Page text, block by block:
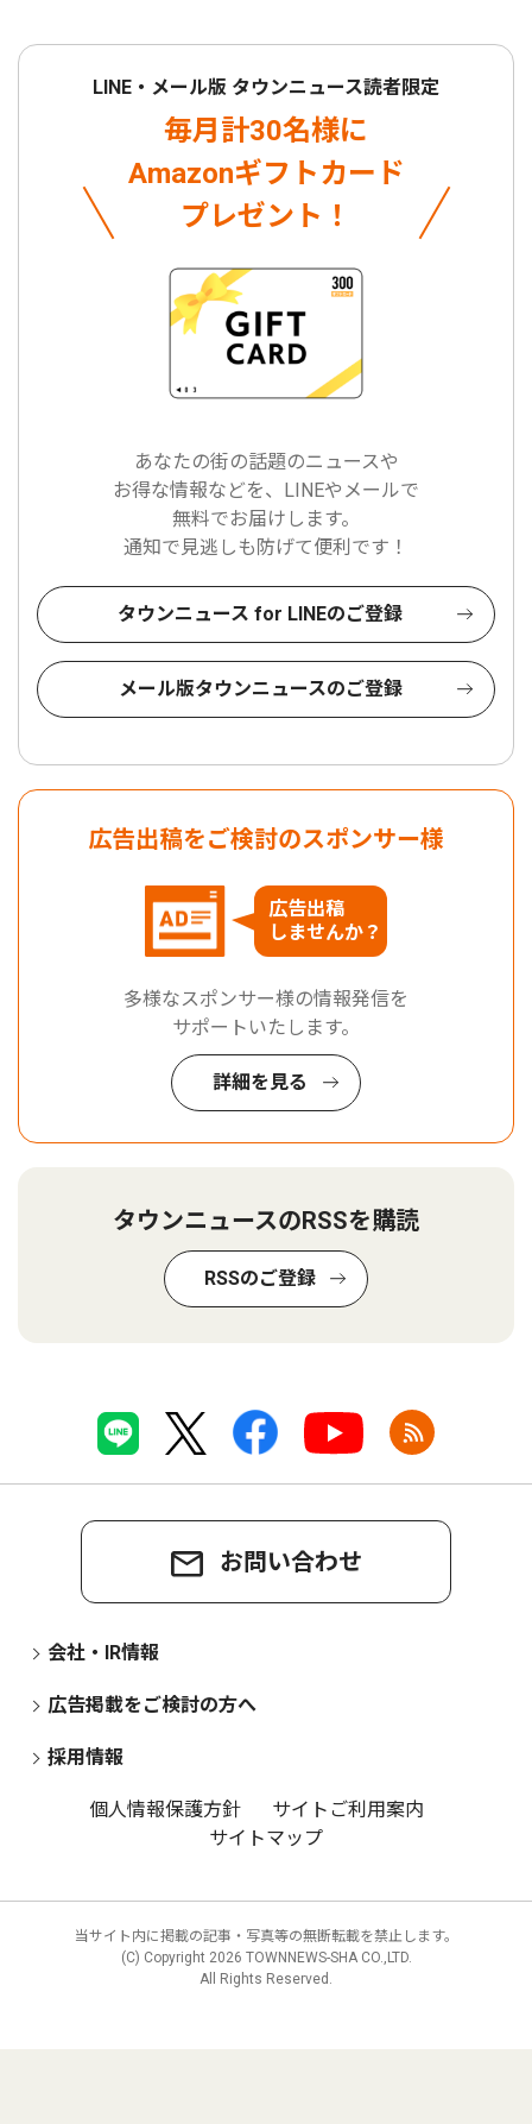
LINE・メール版 タウンニュース読者限定
毎月計30名様に
Amazonギフトカード
プレゼント！
あなたの街の話題のニュースや
お得な情報などを、LINEやメールで
無料でお届けします。
通知で見逃しも防げて便利です！
タウンニュース for LINEのご登録
メール版タウンニュースのご登録
広告出稿をご検討のスポンサー様
広告出稿
しませんか？
多様なスポンサー様の情報発信を
サポートいたします。
詳細を見る
タウンニュースのRSSを購読
RSSのご登録
お問い合わせ
会社・IR情報
広告掲載をご検討の方へ
採用情報
個人情報保護方針
サイトご利用案内
サイトマップ
当サイト内に掲載の記事・写真等の無断転載を禁止します。
(C) Copyright 2026 TOWNNEWS-SHA CO.,LTD.
All Rights Reserved.